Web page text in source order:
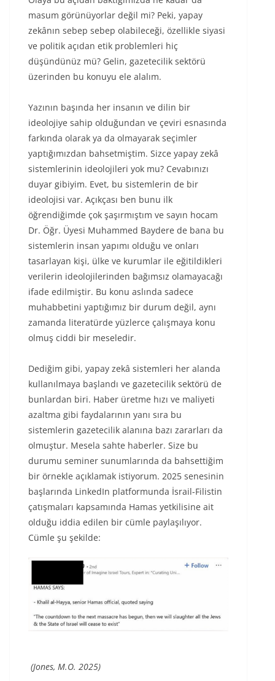
masum görünüyorlar değil mi? Peki, yapay
zekânın sebep sebep olabileceği, özellikle siyasi
ve politik açıdan etik problemleri hiç
düşündünüz mü? Gelin, gazetecilik sektörü
üzerinden bu konuyu ele alalım.
Yazının başında her insanın ve dilin bir
ideolojiye sahip olduğundan ve çeviri esnasında
farkında olarak ya da olmayarak seçimler
yaptığımızdan bahsetmiştim. Sizce yapay zekâ
sistemlerinin ideolojileri yok mu? Cevabınızı
duyar gibiyim. Evet, bu sistemlerin de bir
ideolojisi var. Açıkçası ben bunu ilk
öğrendiğimde çok şaşırmıştım ve sayın hocam
Dr. Öğr. Üyesi Muhammed Baydere de bana bu
sistemlerin insan yapımı olduğu ve onları
tasarlayan kişi, ülke ve kurumlar ile eğitildikleri
verilerin ideolojilerinden bağımsız olamayacağı
ifade edilmiştir. Bu konu aslında sadece
muhabbetini yaptığımız bir durum değil, aynı
zamanda literatürde yüzlerce çalışmaya konu
olmuş ciddi bir meseledir.
Dediğim gibi, yapay zekâ sistemleri her alanda
kullanılmaya başlandı ve gazetecilik sektörü de
bunlardan biri. Haber üretme hızı ve maliyeti
azaltma gibi faydalarının yanı sıra bu
sistemlerin gazetecilik alanına bazı zararları da
olmuştur. Mesela sahte haberler. Size bu
durumu seminer sunumlarında da bahsettiğim
bir örnekle açıklamak istiyorum. 2025 senesinin
başlarında LinkedIn platformunda İsrail-Filistin
çatışmaları kapsamında Hamas yetkilisine ait
olduğu iddia edilen bir cümle paylaşılıyor.
Cümle şu şekilde:
(Jones, M.O. 2025)